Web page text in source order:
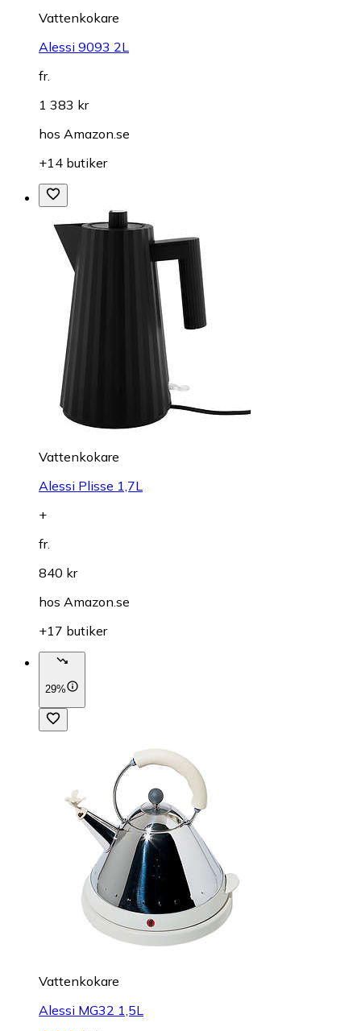
Vattenkokare
Alessi 9093 2L
fr.
1 383 kr
hos Amazon.se
+14 butiker
Vattenkokare
Alessi Plisse 1,7L
+
fr.
840 kr
hos Amazon.se
+17 butiker
29%
Vattenkokare
Alessi MG32 1,5L